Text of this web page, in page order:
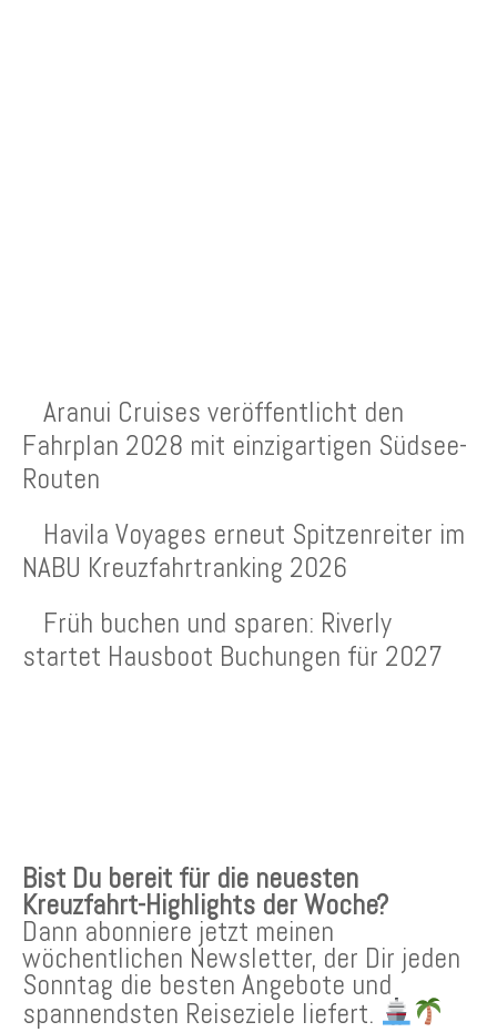
Aranui Cruises veröffentlicht den
Fahrplan 2028 mit einzigartigen Südsee-
Routen
Havila Voyages erneut Spitzenreiter im
NABU Kreuzfahrtranking 2026
Früh buchen und sparen: Riverly
startet Hausboot Buchungen für 2027
Bist Du bereit für die neuesten
Kreuzfahrt-Highlights der Woche?
Dann abonniere jetzt meinen
wöchentlichen Newsletter, der Dir jeden
Sonntag die besten Angebote und
spannendsten Reiseziele liefert.